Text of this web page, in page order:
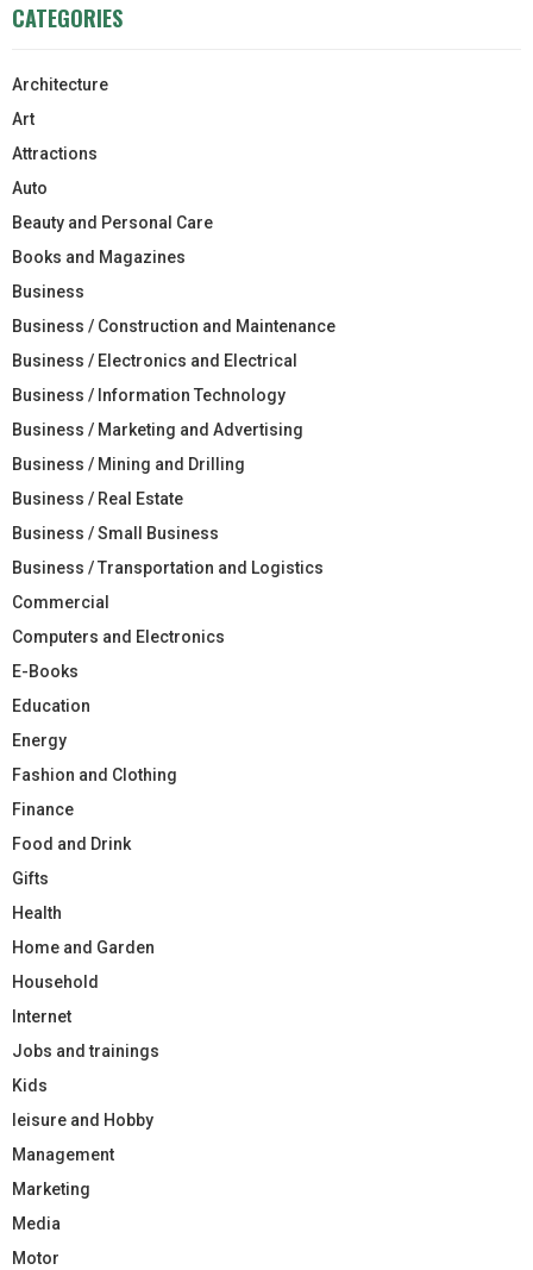
CATEGORIES
Architecture
Art
Attractions
Auto
Beauty and Personal Care
Books and Magazines
Business
Business / Construction and Maintenance
Business / Electronics and Electrical
Business / Information Technology
Business / Marketing and Advertising
Business / Mining and Drilling
Business / Real Estate
Business / Small Business
Business / Transportation and Logistics
Commercial
Computers and Electronics
E-Books
Education
Energy
Fashion and Clothing
Finance
Food and Drink
Gifts
Health
Home and Garden
Household
Internet
Jobs and trainings
Kids
leisure and Hobby
Management
Marketing
Media
Motor